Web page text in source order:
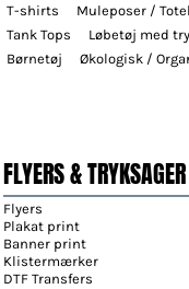
T-shirts Muleposer /
Tank Tops
Løbetøj med
Børnetøj
Økologisk /
FLYERS & TRYKSAGER
Flyers
Plakat print
Banner print
Klistermærker
DTF Transfers